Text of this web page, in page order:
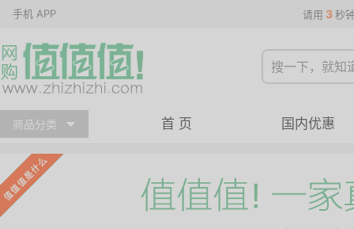
手机 APP 请用 3 秒
商品分类 首 页 国内优惠